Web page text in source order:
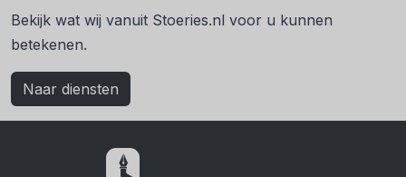
Bekijk wat wij vanuit Stoeries.nl voor u kunnen
betekenen.
Naar diensten